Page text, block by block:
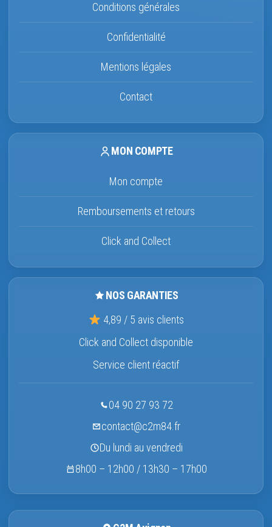
Conditions générales
Confidentialité
Mentions légales
Contact
MON COMPTE
Mon compte
Remboursements et retours
Click and Collect
NOS GARANTIES
4,89 / 5 avis clients
Click and Collect disponible
Service client réactif
04 90 27 93 72
contact@c2m84.fr
Du lundi au vendredi
8h00 – 12h00 / 13h30 – 17h00